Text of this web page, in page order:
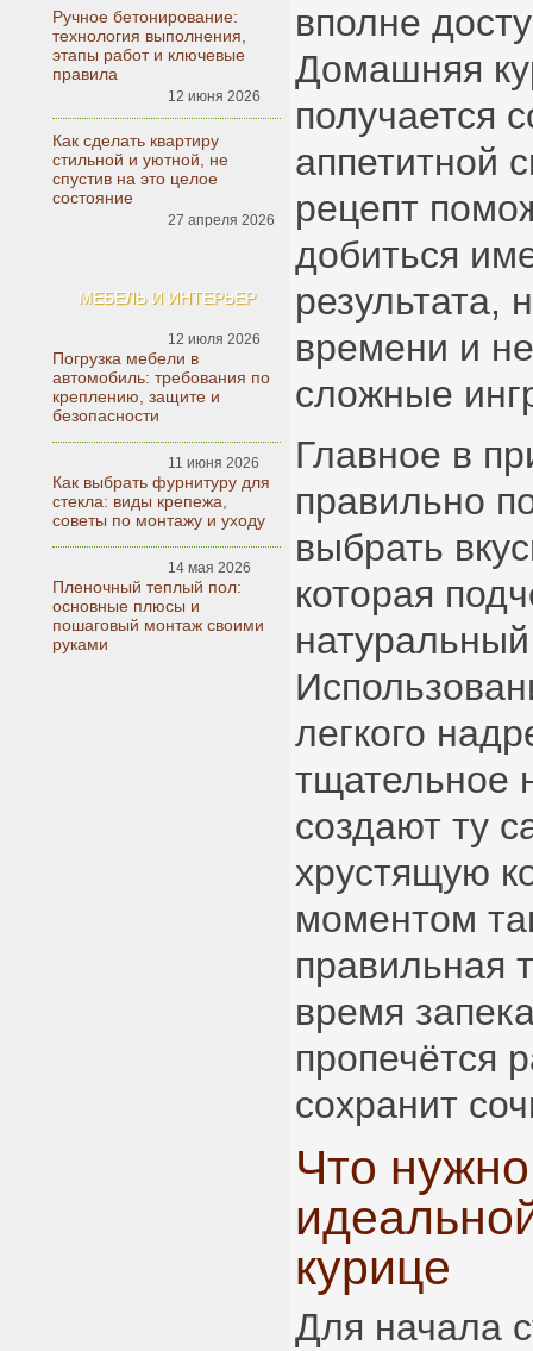
Ручное бетонирование:
технология выполнения,
этапы работ и ключевые
правила
12 июня 2026
Как сделать квартиру
стильной и уютной, не
спустив на это целое
состояние
27 апреля 2026
МЕБЕЛЬ И ИНТЕРЬЕР
12 июля 2026
Погрузка мебели в
автомобиль: требования по
креплению, защите и
безопасности
11 июня 2026
Как выбрать фурнитуру для
стекла: виды крепежа,
советы по монтажу и уходу
14 мая 2026
Пленочный теплый пол:
основные плюсы и
пошаговый монтаж своими
руками
вполне
Домашняя
получается
аппетитной
рецепт
добиться
результата,
времени и
сложные
Главное в
правильно
выбрать
которая
легкого
тщательное
создают ту
хрустящую
моментом
правильная
время
пропечётся
сохранит
Что
курице
Для начала